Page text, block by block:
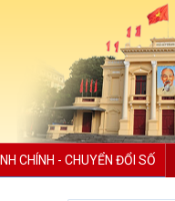
CHÍNH - CHUYỂN ĐỔI SỐ